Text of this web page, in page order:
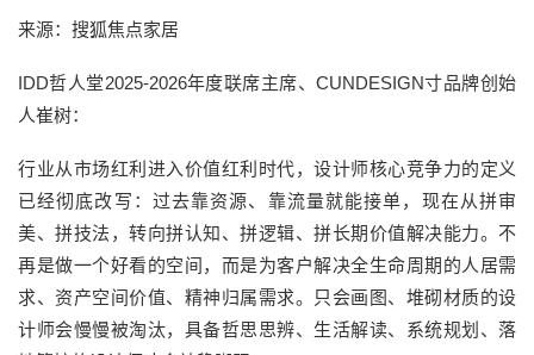
来源：搜狐焦点家居
IDD哲人堂2025-2026年度联席主席、CUNDESIGN寸品牌创始
人崔树：
行业从市场红利进入价值红利时代，设计师核心竞争力的定义
已经彻底改写：过去靠资源、靠流量就能接单，现在从拼审
美、拼技法，转向拼认知、拼逻辑、拼长期价值解决能力。不
再是做一个好看的空间，而是为客户解决全生命周期的人居需
求、资产空间价值、精神归属需求。只会画图、堆砌材质的设
计师会慢慢被淘汰，具备哲思思辨、生活解读、系统规划、落